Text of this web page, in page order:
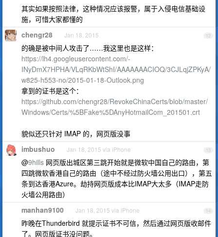
其实如果按照法律，这种情况应该报警，属于入侵电信基础设
施，可惜大家都懂的
12
chengr28 Jan 18, 2015
的确是被中间人攻击了……我这里也是这样：
https://lh4.googleusercontent.com/-
INyDmX7HPHA/VLqRKbWtShI/AAAAAAACIOQ/3CJLqjZPKyA/
w825-h553-no/2015-01-18-Outlook.png
拿到的证书是这个：
https://github.com/chengr28/RevokeChinaCerts/blob/master/
Windows/Certs/%5BFake%5DAnyHotmailCom_201501.crt
貌似还只针对 IMAP 的，网页版没事
13
imbushuo Jan 18, 2015 via iPhone
@9hills 网页版出城区第三跳开始就是微软中国自己的路由，第
四跳微软香港自己的路由（途中不经过防火墙公用出口），第五
条到达香港Azure。劫持网页版成本比IMAP大太多（IMAP走防
火墙公用路由）
14
manhan9100 Jan 18, 2015 via iPhone
昨晚在Thunderbird 就提示证书不可信，然后通过网页版收邮件
了。网页版证书没问题。